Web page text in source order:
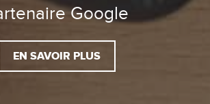
Google
EN SAVOIR PLUS